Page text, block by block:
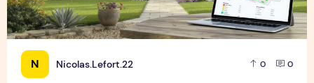
N Nicolas.Lefort.22 0 0